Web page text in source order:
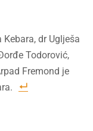
dr Uglješa
Todorović,
Fremond je